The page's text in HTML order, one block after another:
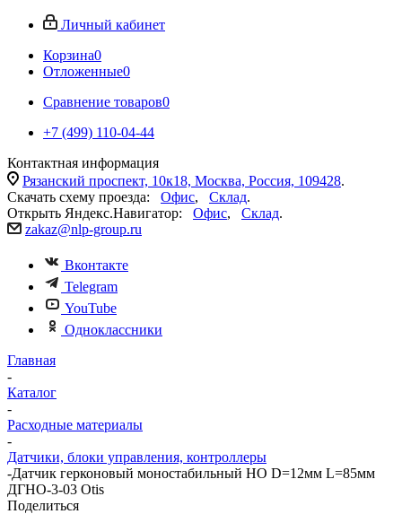
Личный кабинет
Корзина0
Отложенные0
Сравнение товаров0
+7 (499) 110-04-44
Контактная информация
Рязанский проспект, 10к18, Москва, Россия, 109428.
Скачать схему проезда: Офис, Склад.
Открыть Яндекс.Навигатор: Офис, Склад.
zakaz@nlp-group.ru
Вконтакте
Telegram
YouTube
Одноклассники
Главная
-
Каталог
-
Расходные материалы
-
Датчики, блоки управления, контроллеры
-Датчик герконовый моностабильный НО D=12мм L=85мм
ДГНО-3-03 Otis
Поделиться